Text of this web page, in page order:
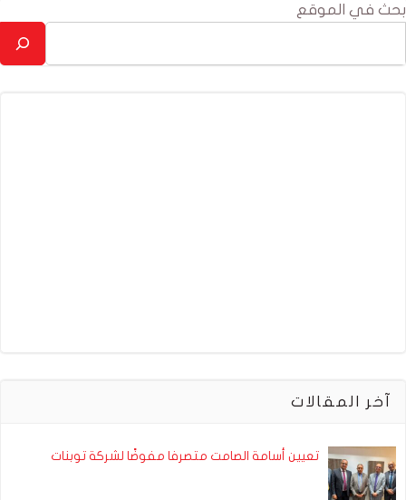
بحث في الموقع
آخر المقالات
تعيين أسامة الصامت متصرفا مفوضًا لشركة توبنات